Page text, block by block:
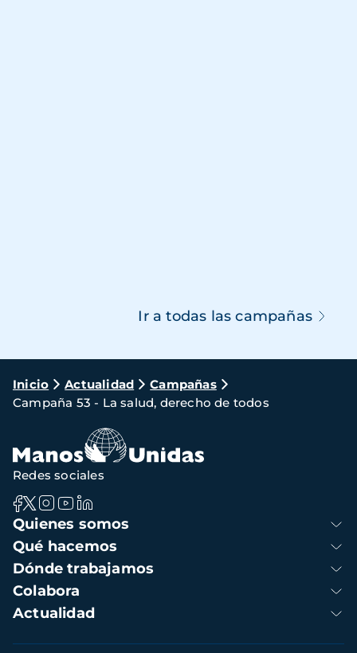
Ir a todas las campañas
Ruta
de
navegación
Inicio Actualidad
Campañas
Campaña 53 - La salud, derecho de todos
Navegación
principal
Quienes somos
Qué hacemos
Dónde trabajamos
Colabora
Actualidad
Redes sociales